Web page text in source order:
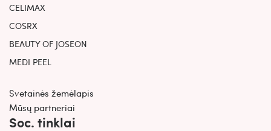
CELIMAX
COSRX
BEAUTY OF JOSEON
MEDI PEEL
Svetainės žemėlapis
Mūsų partneriai
Soc. tinklai